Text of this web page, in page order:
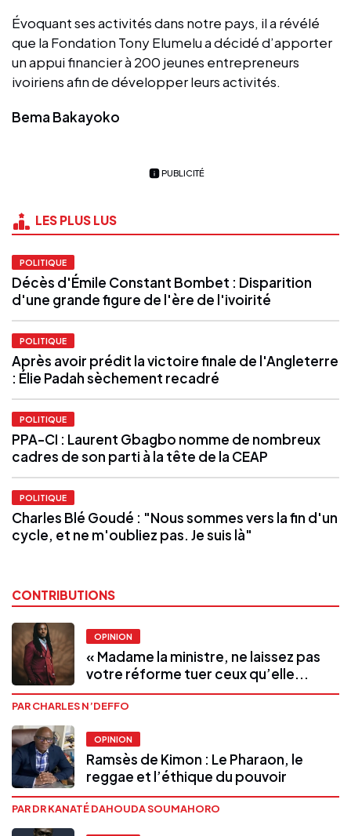
Évoquant ses activités dans notre pays, il a révélé
que la Fondation Tony Elumelu a décidé d’apporter
un appui financier à 200 jeunes entrepreneurs
ivoiriens afin de développer leurs activités.
Bema Bakayoko
PUBLICITÉ
LES PLUS LUS
POLITIQUE
Décès d'Émile Constant Bombet : Disparition
d'une grande figure de l'ère de l'ivoirité
POLITIQUE
Après avoir prédit la victoire finale de l'Angleterre
: Élie Padah sèchement recadré
POLITIQUE
PPA-CI : Laurent Gbagbo nomme de nombreux
cadres de son parti à la tête de la CEAP
POLITIQUE
Charles Blé Goudé : "Nous sommes vers la fin d'un
cycle, et ne m'oubliez pas. Je suis là"
CONTRIBUTIONS
OPINION
« Madame la ministre, ne laissez pas
votre réforme tuer ceux qu’elle...
PAR CHARLES N’DEFFO
OPINION
Ramsès de Kimon : Le Pharaon, le
reggae et l’éthique du pouvoir
PAR DR KANATÉ DAHOUDA SOUMAHORO